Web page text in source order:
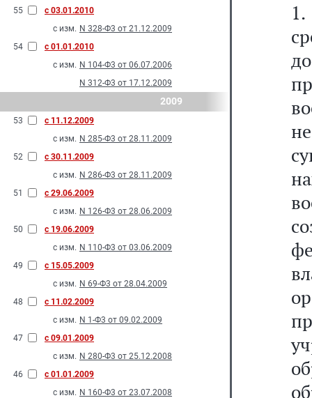
55
с 03.01.2010
с изм. N 328-Ф3 от 21.12.2009
54
с 01.01.2010
с изм. N 104-Ф3 от 06.07.2006
N 312-Ф3 от 17.12.2009
2009
53
с 11.12.2009
с изм. N 285-Ф3 от 28.11.2009
52
с 30.11.2009
с изм. N 286-Ф3 от 28.11.2009
51
с 29.06.2009
с изм. N 126-Ф3 от 28.06.2009
50
с 19.06.2009
с изм. N 110-Ф3 от 03.06.2009
49
с 15.05.2009
с изм. N 69-Ф3 от 28.04.2009
48
с 11.02.2009
с изм. N 1-Ф3 от 09.02.2009
47
с 09.01.2009
с изм. N 280-Ф3 от 25.12.2008
46
с 01.01.2009
с изм. N 160-Ф3 от 23.07.2008